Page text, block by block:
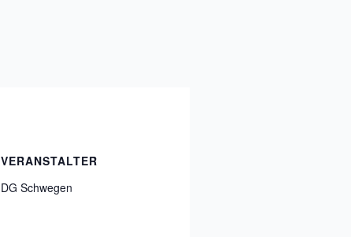
VERANSTALTER
DG Schwegen